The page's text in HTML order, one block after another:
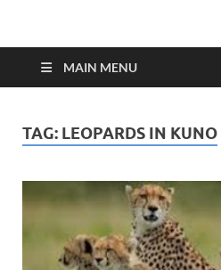
Bhopal
MAIN MENU
TAG: LEOPARDS IN KUNO